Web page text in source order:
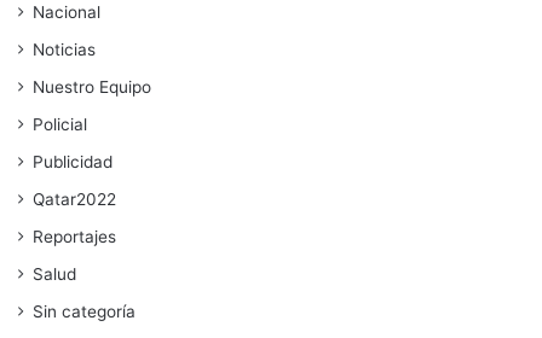
Nacional
Noticias
Nuestro Equipo
Policial
Publicidad
Qatar2022
Reportajes
Salud
Sin categoría